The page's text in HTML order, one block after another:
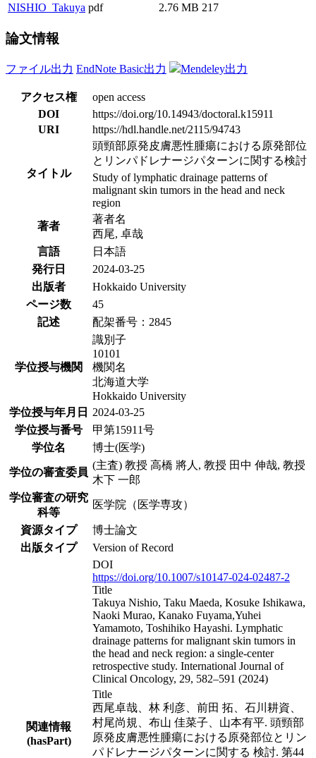
NISHIO_Takuya pdf 2.76 MB 217
論文情報
ファイル出力 EndNote Basic出力 Mendeley出力
アクセス権
open access
DOI
https://doi.org/10.14943/doctoral.k15911
URI
https://hdl.handle.net/2115/94743
タイトル
頭頸部原発皮膚悪性腫瘍における原発部位
とリンパドレナージパターンに関する検討
Study of lymphatic drainage patterns of
malignant skin tumors in the head and neck
region
著者
著者名
西尾, 卓哉
言語
日本語
発行日
2024-03-25
出版者
Hokkaido University
ページ数
45
記述
配架番号：2845
学位授与機関
識別子
10101
機関名
北海道大学
Hokkaido University
学位授与年月日
2024-03-25
学位授与番号
甲第15911号
学位名
博士(医学)
学位の審査委員
(主査) 教授 高橋 將人, 教授 田中 伸哉, 教授
木下 一郎
学位審査の研究
科等
医学院（医学専攻）
資源タイプ
博士論文
出版タイプ
Version of Record
関連情報
(hasPart)
DOI
https://doi.org/10.1007/s10147-024-02487-2
Title
Takuya Nishio, Taku Maeda, Kosuke Ishikawa,
Naoki Murao, Kanako Fuyama,Yuhei
Yamamoto, Toshihiko Hayashi. Lymphatic
drainage patterns for malignant skin tumors in
the head and neck region: a single-center
retrospective study. International Journal of
Clinical Oncology, 29, 582–591 (2024)
Title
西尾卓哉、林 利彦、前田 拓、石川耕資、
村尾尚規、布山 佳菜子、山本有平. 頭頸部
原発皮膚悪性腫瘍における原発部位とリン
パドレナージパターンに関する 検討. 第44